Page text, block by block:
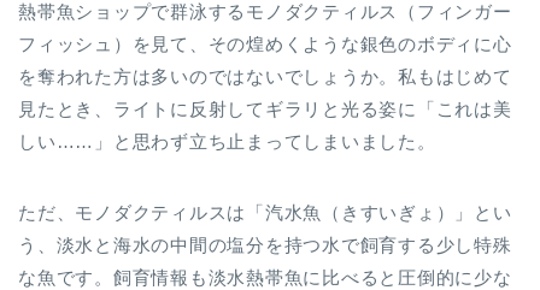
熱帯魚ショップで群泳するモノダクティルス（フィンガー
フィッシュ）を見て、その煌めくような銀色のボディに心
を奪われた方は多いのではないでしょうか。私もはじめて
見たとき、ライトに反射してギラリと光る姿に「これは美
しい……」と思わず立ち止まってしまいました。
ただ、モノダクティルスは「汽水魚（きすいぎょ）」とい
う、淡水と海水の中間の塩分を持つ水で飼育する少し特殊
な魚です。飼育情報も淡水熱帯魚に比べると圧倒的に少な